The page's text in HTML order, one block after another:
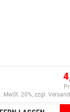
MwSt. 20%, zzgl.